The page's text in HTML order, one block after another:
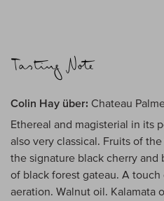
Colin Hay über: Chateau
Ethereal and magisterial in its
also very classical. Fruits of
the signature black cherry and
of black forest gateau. A
aeration. Walnut oil. Kalamata